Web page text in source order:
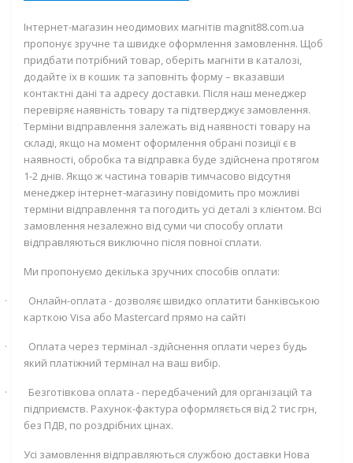
Інтернет-магазин неодимових магнітів magnit88.com.ua
пропонує зручне та швидке оформлення замовлення. Щоб
придбати потрібний товар, оберіть магніти в каталозі,
додайте їх в кошик та заповніть форму – вказавши
контактні дані та адресу доставки. Після наш менеджер
перевіряє наявність товару та підтверджує замовлення.
Терміни відправлення залежать від наявності товару на
складі, якщо на момент оформлення обрані позиції є в
наявності, обробка та відправка буде здійснена протягом
1-2 днів. Якщо ж частина товарів тимчасово відсутня
менеджер інтернет-магазину повідомить про можливі
терміни відправлення та погодить усі деталі з клієнтом. Всі
замовлення незалежно від суми чи способу оплати
відправляються виключно після повної сплати.
Ми пропонуємо декілька зручних способів оплати:
·
Онлайн-оплата - дозволяє швидко оплатити банківською
карткою Visa або Mastercard прямо на сайті
·
Оплата через термінал -здійснення оплати через будь
який платіжний термінал на ваш вибір.
·
Безготівкова оплата - передбачений для організацій та
підприємств. Рахунок-фактура оформляється від 2 тис грн,
без ПДВ, по роздрібних цінах.
Усі замовлення відправляються службою доставки Нова